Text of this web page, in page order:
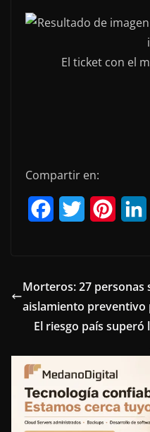
El ticket con el
Compartir en:
e
b
o
o
k
t
t
e
r
t
e
r
e
s
t
I
Morteros: 27 personas
aislamiento preventivo
El riesgo país superó